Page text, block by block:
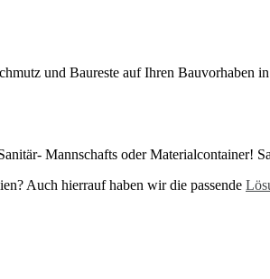
und Baureste auf Ihren Bauvorhaben
Mannschafts oder Materialcontainer!
Auch hierrauf haben wir die passende